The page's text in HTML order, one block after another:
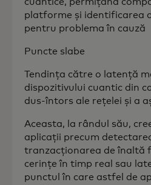
cuantice, permițând
platforme și identificarea
pentru problema în cauză
Puncte slabe
Tendința către o latență
dispozitivului cuantic din
dus-întors ale rețelei și a
Aceasta, la rândul său,
aplicații precum
tranzacționarea de înaltă
cerințe în timp real sau
punctul în care astfel de